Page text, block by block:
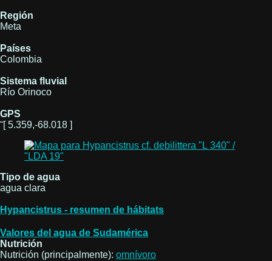
Región
Meta
Países
Colombia
Sistema fluvial
Río Orinoco
GPS
˜[ 5.359,-68.018 ]
Tipo de agua
agua clara
Hypancistrus - resumen de hábitats
Valores del agua de Sudamérica
Nutrición
Nutrición (principalmente): omnívoro